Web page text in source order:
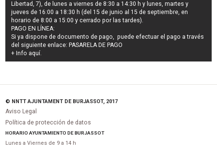
Libertad, 7), de lunes a viernes de 8:30 a 14:30 h y lunes, martes y
jueves de 16:00 a 18:30 h (del 15 de junio al 15 de septiembre, en
horario de 8:00 a 15:00 y cerrado por las tardes).
PAGO EN LÍNEA:
Si ya dispone de documento de pago, puede efectuar el pago a través
del siguiente enlace: PASARELA DE PAGO
+ Info aquí.
© NNTT AJUNTAMENT DE BURJASSOT, 2017
Aviso Legal
Política de protección de datos
HORARIO AYUNTAMIENTO DE BURJASSOT
Lunes a Viernes de 9 a 14 h